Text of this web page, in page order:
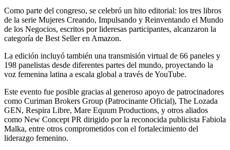
Como parte del congreso, se celebró un hito editorial: los tres libros
de la serie Mujeres Creando, Impulsando y Reinventando el Mundo
de los Negocios, escritos por lideresas participantes, alcanzaron la
categoría de Best Seller en Amazon.
La edición incluyó también una transmisión virtual de 66 paneles y
198 panelistas desde diferentes partes del mundo, proyectando la
voz femenina latina a escala global a través de YouTube.
Este evento fue posible gracias al generoso apoyo de patrocinadores
como Curiman Brokers Group (Patrocinante Oficial), The Lozada
GEN, Respira Libre, Mare Equum Productions, y otros aliados
como New Concept PR dirigido por la reconocida publicista Fabiola
Malka, entre otros comprometidos con el fortalecimiento del
liderazgo femenino.